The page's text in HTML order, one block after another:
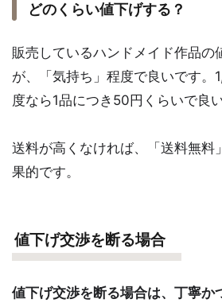
どのくらい値下げする？
販売しているハンドメイド作品の
が、「気持ち」程度で良いです
度なら1品につき50円くらいで良
送料が高くなければ、「送料無料
果的です。
値下げ交渉を断る場合
値下げ交渉を断る場合は、丁寧か